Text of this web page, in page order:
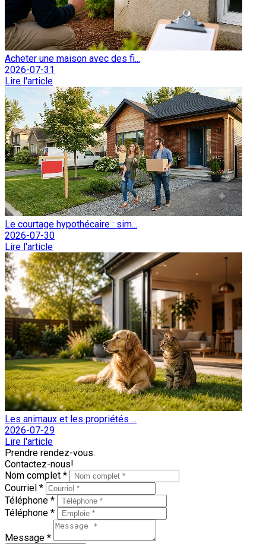
Acheter une maison avec des fi...
2026-07-31
Lire l'article
Le courtage hypothécaire : sim...
2026-07-30
Lire l'article
Les animaux et les propriétés ...
2026-07-29
Lire l'article
Prendre rendez-vous.
Contactez-nous!
Nom complet *
Courriel *
Téléphone *
Téléphone *
Message *